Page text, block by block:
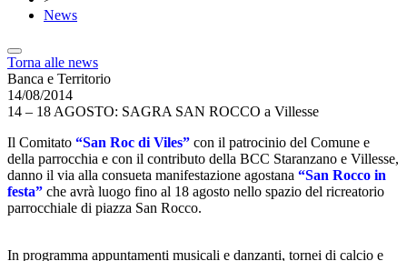
News
Torna alle news
Banca e Territorio
14/08/2014
14 – 18 AGOSTO: SAGRA SAN ROCCO a Villesse
Il Comitato “San Roc di Viles” con il patrocinio del Comune e
della parrocchia e con il contributo della BCC Staranzano e Villesse,
danno il via alla consueta manifestazione agostana “San Rocco in
festa” che avrà luogo fino al 18 agosto nello spazio del ricreatorio
parrocchiale di piazza San Rocco.
In programma appuntamenti musicali e danzanti, tornei di calcio e